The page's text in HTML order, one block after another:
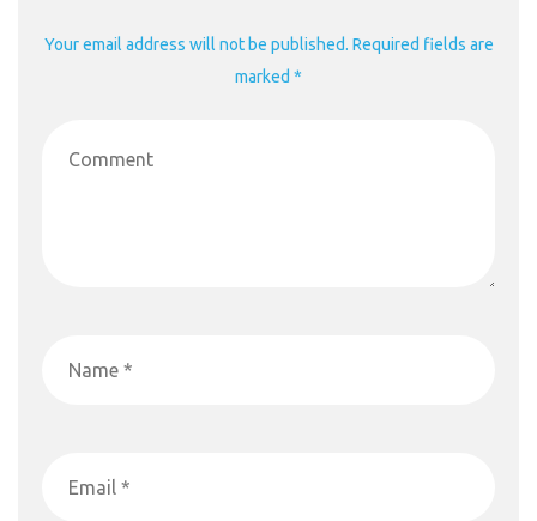
Your email address will not be published. Required fields are
marked *